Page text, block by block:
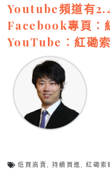
Youtube頻道有
Facebook專頁︰
YouTube︰ 紅磡
低買高賣 持續買進 ,紅磡索